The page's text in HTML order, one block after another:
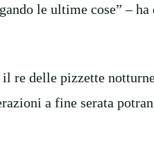
le ultime cose” – ha
re delle pizzette
a fine serata